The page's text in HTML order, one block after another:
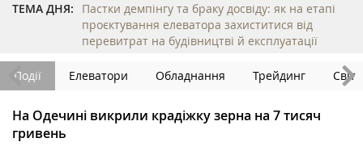
ТЕМА ДНЯ:
Пастки демпінгу та браку досвіду: як на етапі
проєктування елеватора захиститися від
перевитрат на будівництві й експлуатації
Події Елеватори Обладнання Трейдинг Світ
На Одечині викрили крадіжку зерна на 7 тисяч
гривень